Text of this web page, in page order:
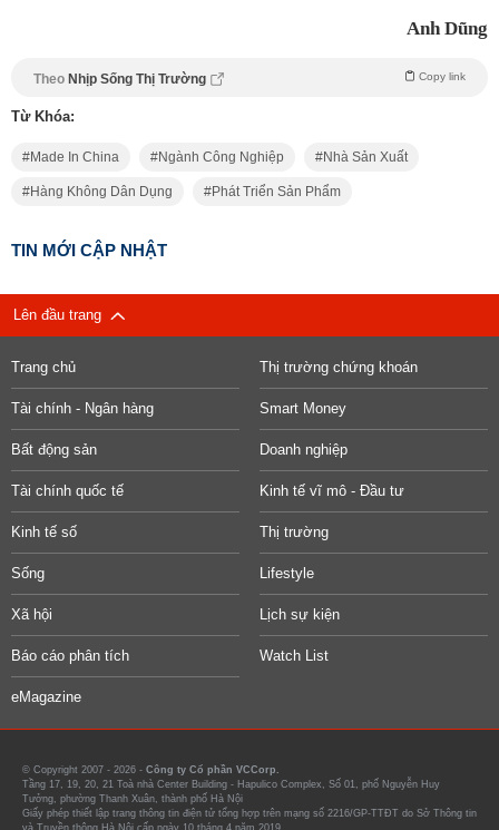
Anh Dũng
Theo Nhịp Sống Thị Trường Copy link
Từ Khóa:
Made In China Ngành Công Nghiệp Nhà Sản Xuất
Hàng Không Dân Dụng Phát Triển Sản Phẩm
TIN MỚI CẬP NHẬT
Lên đầu trang
Trang chủ Thị trường chứng khoán
Tài chính - Ngân hàng Smart Money
Bất động sản Doanh nghiệp
Tài chính quốc tế Kinh tế vĩ mô - Đầu tư
Kinh tế số Thị trường
Sống Lifestyle
Xã hội Lịch sự kiện
Báo cáo phân tích Watch List
eMagazine
© Copyright 2007 - 2026 - Công ty Cổ phần VCCorp.
Tầng 17, 19, 20, 21 Toà nhà Center Building - Hapulico Complex, Số 01, phố Nguyễn Huy
Tưởng, phường Thanh Xuân, thành phố Hà Nội
Giấy phép thiết lập trang thông tin điện tử tổng hợp trên mạng số 2216/GP-TTĐT do Sở Thông tin
và Truyền thông Hà Nội cấp ngày 10 tháng 4 năm 2019.